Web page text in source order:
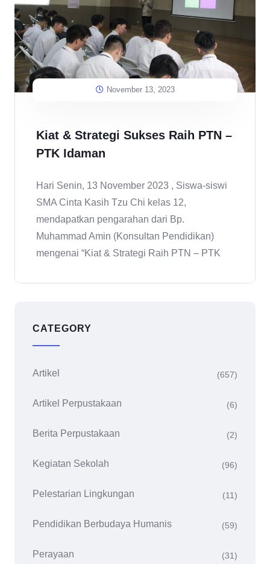
November 13, 2023
Kiat & Strategi Sukses Raih PTN –
PTK Idaman
Hari Senin, 13 November 2023 , Siswa-siswi
SMA Cinta Kasih Tzu Chi kelas 12,
mendapatkan pengarahan dari Bp.
Muhammad Amin (Konsultan Pendidikan)
mengenai “Kiat & Strategi Raih PTN – PTK
CATEGORY
Artikel (657)
Artikel Perpustakaan (6)
Berita Perpustakaan (2)
Kegiatan Sekolah (96)
Pelestarian Lingkungan (11)
Pendidikan Berbudaya Humanis (59)
Perayaan (31)